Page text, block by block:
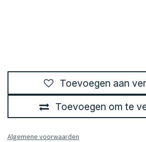
Toevoegen om te
Toevoegen aan
Algemene voorwaarden